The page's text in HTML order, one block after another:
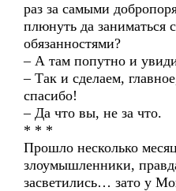
раз за самыми
плюнуть да заниматься
обязанностями?
– А там попутно и
– Так и сделаем,
спасибо!
– Да что вы, не за что.
* * *
Прошло несколько
злоумышленники,
засветились… зато у